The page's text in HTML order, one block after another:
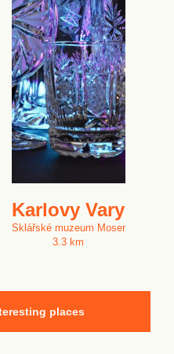
Karlovy Vary
Sklářské muzeum Moser
3.3 km
places